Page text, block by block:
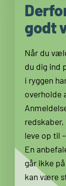
godt
Når du
du dig ind
i ryggen
overholde
leve op til
En
går ikke
kan være